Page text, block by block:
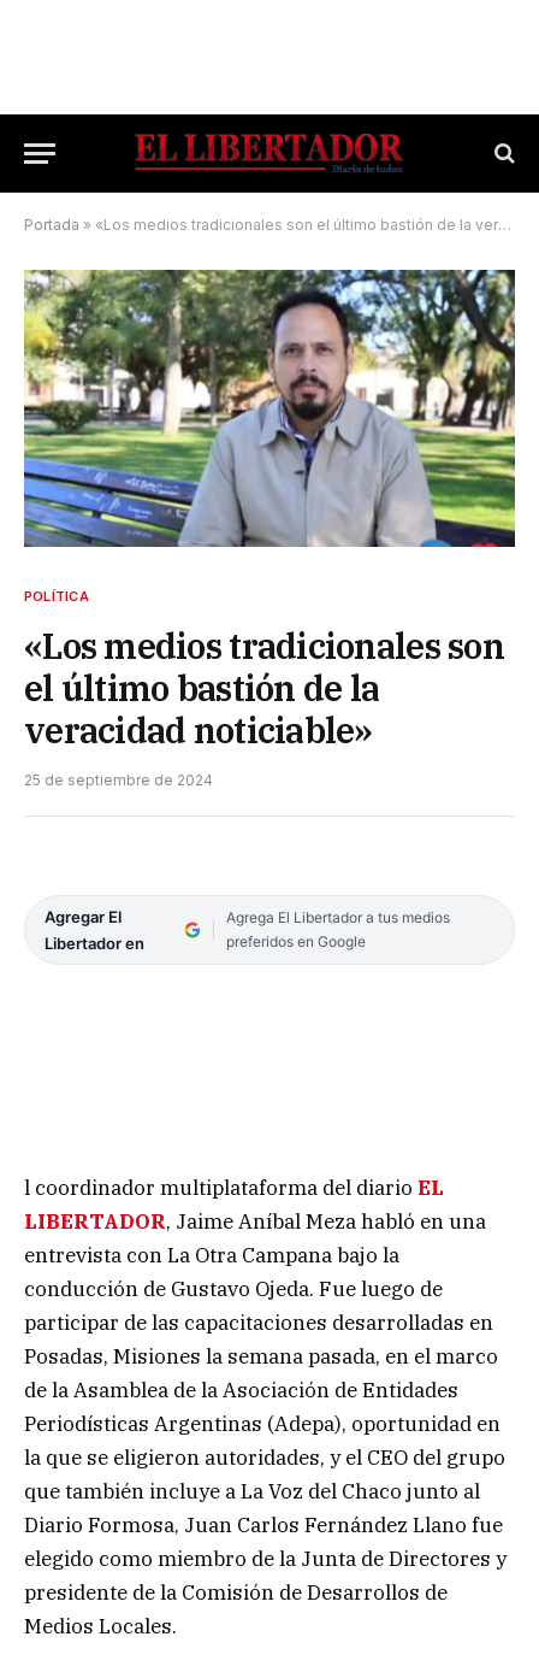
Portada » «Los medios tradicionales son el último bastión de la veracidad noticiable»
POLÍTICA
«Los medios tradicionales son
el último bastión de la
veracidad noticiable»
25 de septiembre de 2024
Agregar El
Libertador en
Agrega El Libertador a tus medios
preferidos en Google
l coordinador multiplataforma del diario EL
LIBERTADOR, Jaime Aníbal Meza habló en una
entrevista con La Otra Campana bajo la
conducción de Gustavo Ojeda. Fue luego de
participar de las capacitaciones desarrolladas en
Posadas, Misiones la semana pasada, en el marco
de la Asamblea de la Asociación de Entidades
Periodísticas Argentinas (Adepa), oportunidad en
la que se eligieron autoridades, y el CEO del grupo
que también incluye a La Voz del Chaco junto al
Diario Formosa, Juan Carlos Fernández Llano fue
elegido como miembro de la Junta de Directores y
presidente de la Comisión de Desarrollos de
Medios Locales.